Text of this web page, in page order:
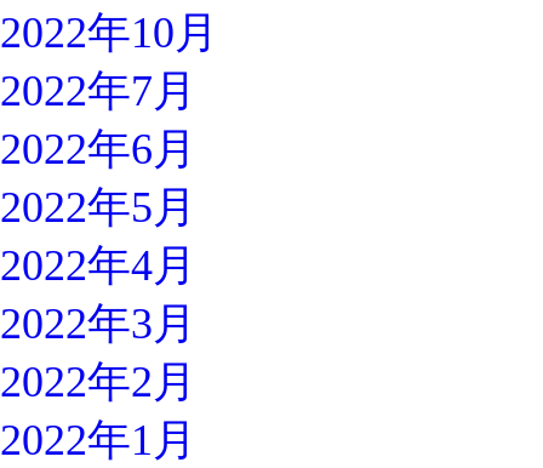
2022年10月
2022年7月
2022年6月
2022年5月
2022年4月
2022年3月
2022年2月
2022年1月